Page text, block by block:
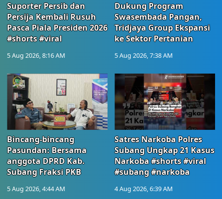
Suporter Persib dan
Persija Kembali Rusuh
Pasca Piala Presiden 2026
#shorts #viral
5 Aug 2026, 8:16 AM
Dukung Program
Swasembada Pangan,
Tridjaya Group Ekspansi
ke Sektor Pertanian
5 Aug 2026, 7:38 AM
Bincang-bincang
Pasundan: Bersama
anggota DPRD Kab.
Subang Fraksi PKB
5 Aug 2026, 4:44 AM
Satres Narkoba Polres
Subang Ungkap 21 Kasus
Narkoba #shorts #viral
#subang #narkoba
4 Aug 2026, 6:39 AM